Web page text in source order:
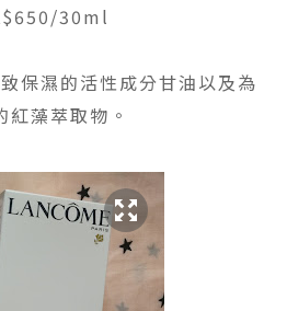
30ml
保濕的活性成分甘油以及為
藻萃取物。